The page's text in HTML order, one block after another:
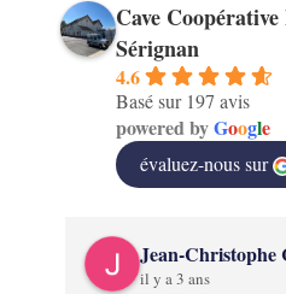
Cave
Sérignan
4.6
Basé sur 197 avis
powered byGoogle
évaluez-nous sur
Jean-Christophe
il y a 3 ans